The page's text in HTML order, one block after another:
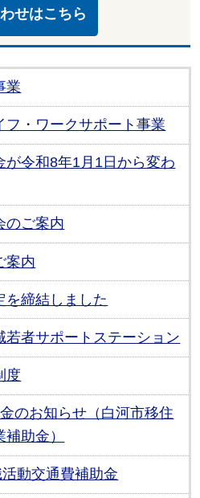
せはこちら
業
フ・ワークサポート事業
が令和8年1月1日から変わ
のご案内
案内
を締結しました
若者サポートステーション
度
のお知らせ（白河市移住
助金）
動交通費補助金